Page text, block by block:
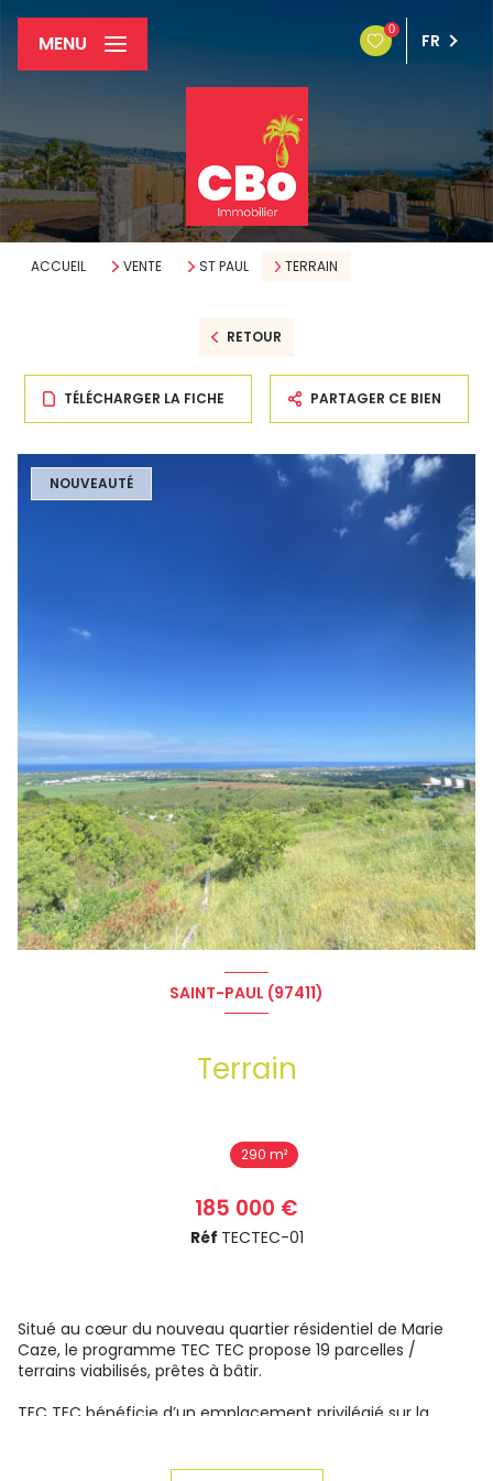
0
FR
MENU
ACCUEIL VENTE ST PAUL TERRAIN
RETOUR
TÉLÉCHARGER LA FICHE PARTAGER CE BIEN
NOUVEAUTÉ
SAINT-PAUL (97411)
Terrain
290 m²
185 000 €
Réf TECTEC-01
Situé au cœur du nouveau quartier résidentiel de Marie
Caze, le programme TEC TEC propose 19 parcelles /
terrains viabilisés, prêtes à bâtir.
TEC TEC bénéficie d’un emplacement privilégié sur la
et fonctionnel, à proximité immédiate des commodités :